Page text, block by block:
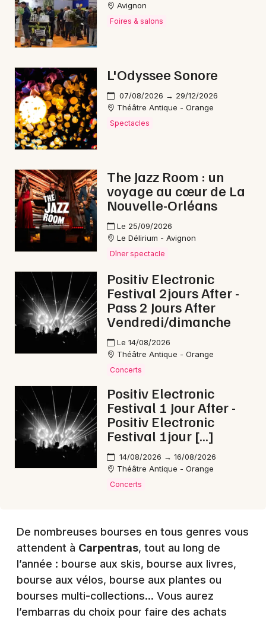
Bourses dans le Vaucluse
Bourses en Provence-Alpes-Côte-d'Azur
Newsletter des sorties
Artistes en tournée
Actus à Carpentras
Magazine à Carpentras
84 - Vaucluse
Choisir mes départements
Je m'abonne
Avignon
Foires & salons
L'Odyssee Sonore
07/08/2026 → 29/12/2026
Théâtre Antique - Orange
Spectacles
The Jazz Room : un
voyage au cœur de La
Nouvelle-Orléans
Le 25/09/2026
Le Délirium - Avignon
Dîner spectacle
Positiv Electronic
Festival 2jours After -
Pass 2 Jours After
Vendredi/dimanche
Le 14/08/2026
Théâtre Antique - Orange
Concerts
Positiv Electronic
Festival 1 Jour After -
Positiv Electronic
Festival 1jour […]
14/08/2026 → 16/08/2026
Théâtre Antique - Orange
Concerts
De nombreuses bourses en tous genres vous
attendent à Carpentras, tout au long de
l’année : bourse aux skis, bourse aux livres,
bourse aux vélos, bourse aux plantes ou
bourses multi-collections… Vous aurez
l’embarras du choix pour faire des achats